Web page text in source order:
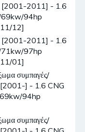
[2001-2011] - 1.6
94hp
12]
[2001-2011] - 1.6
97hp
01]
συμπαγές/
[2001-] - 1.6 CNG
94hp
συμπαγές/